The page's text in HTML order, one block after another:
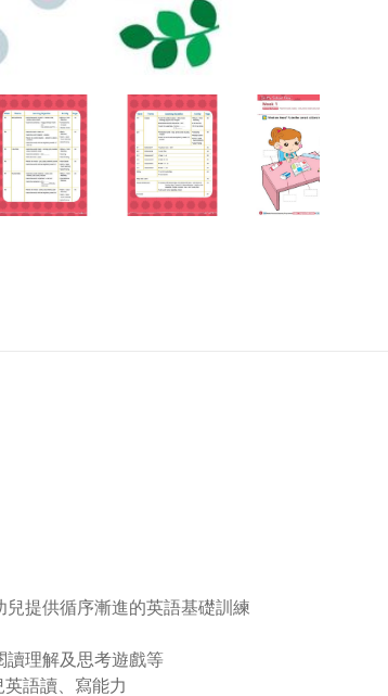
提供循序漸進的英語基礎訓練
讀理解及思考遊戲等
英語讀、寫能力